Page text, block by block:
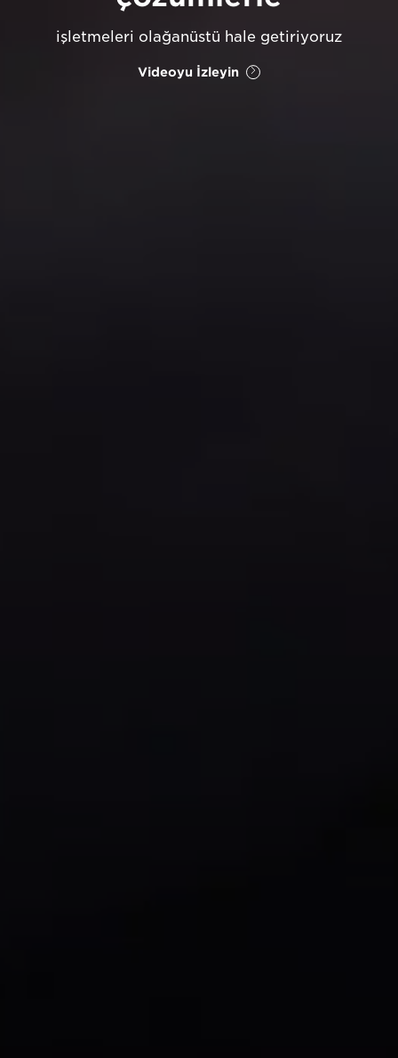
işletmeleri olağanüstü hale getiriyoruz
Videoyu İzleyin